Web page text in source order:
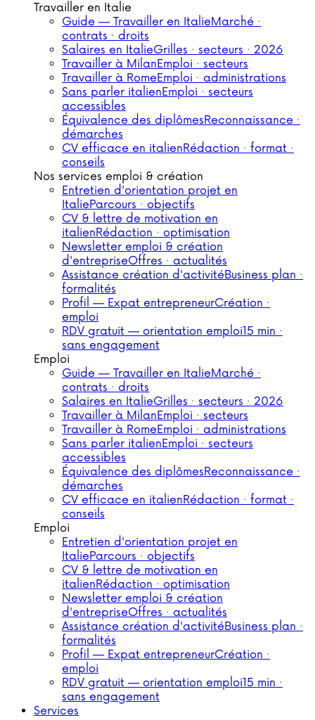
Travailler en Italie
Guide — Travailler en ItalieMarché ·
contrats · droits
Salaires en ItalieGrilles · secteurs · 2026
Travailler à MilanEmploi · secteurs
Travailler à RomeEmploi · administrations
Sans parler italienEmploi · secteurs
accessibles
Équivalence des diplômesReconnaissance ·
démarches
CV efficace en italienRédaction · format ·
conseils
Nos services emploi & création
Entretien d'orientation projet en
ItalieParcours · objectifs
CV & lettre de motivation en
italienRédaction · optimisation
Newsletter emploi & création
d'entrepriseOffres · actualités
Assistance création d'activitéBusiness plan ·
formalités
Profil — Expat entrepreneurCréation ·
emploi
RDV gratuit — orientation emploi15 min ·
sans engagement
Emploi
Guide — Travailler en ItalieMarché ·
contrats · droits
Salaires en ItalieGrilles · secteurs · 2026
Travailler à MilanEmploi · secteurs
Travailler à RomeEmploi · administrations
Sans parler italienEmploi · secteurs
accessibles
Équivalence des diplômesReconnaissance ·
démarches
CV efficace en italienRédaction · format ·
conseils
Emploi
Entretien d'orientation projet en
ItalieParcours · objectifs
CV & lettre de motivation en
italienRédaction · optimisation
Newsletter emploi & création
d'entrepriseOffres · actualités
Assistance création d'activitéBusiness plan ·
formalités
Profil — Expat entrepreneurCréation ·
emploi
RDV gratuit — orientation emploi15 min ·
sans engagement
Services